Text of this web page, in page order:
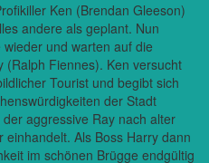
Ken (Brendan Gleeson)
andere als geplant. Nun
und warten auf die
(Ralph Fiennes). Ken versucht
Tourist und begibt sich
der Stadt
aggressive Ray nach alter
Als Boss Harry dann
im schönen Brügge endgültig